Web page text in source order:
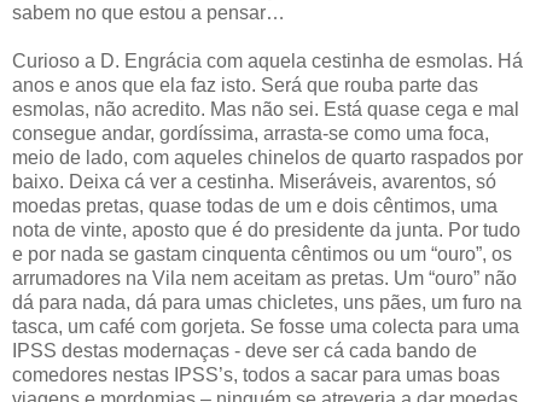
sabem no que estou a pensar…
Curioso a D. Engrácia com aquela cestinha de esmolas. Há
anos e anos que ela faz isto. Será que rouba parte das
esmolas, não acredito. Mas não sei. Está quase cega e mal
consegue andar, gordíssima, arrasta-se como uma foca,
meio de lado, com aqueles chinelos de quarto raspados por
baixo. Deixa cá ver a cestinha. Miseráveis, avarentos, só
moedas pretas, quase todas de um e dois cêntimos, uma
nota de vinte, aposto que é do presidente da junta. Por tudo
e por nada se gastam cinquenta cêntimos ou um “ouro”, os
arrumadores na Vila nem aceitam as pretas. Um “ouro” não
dá para nada, dá para umas chicletes, uns pães, um furo na
tasca, um café com gorjeta. Se fosse uma colecta para uma
IPSS destas modernaças - deve ser cá cada bando de
comedores nestas IPSS’s, todos a sacar para umas boas